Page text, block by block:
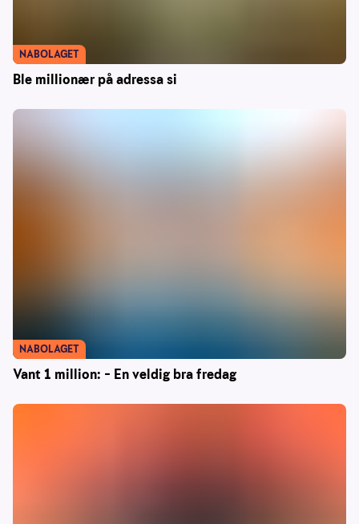
Ble millionær på adressa si
NABOLAGET
Vant 1 million: – En veldig bra fredag
NABOLAGET